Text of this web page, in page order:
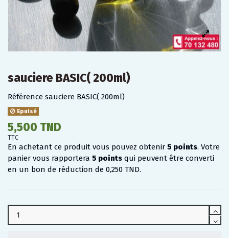
sauciere BASIC( 200ml)
Référence sauciere BASIC( 200ml)
Epuisé
5,500 TND
TTC
En achetant ce produit vous pouvez obtenir 5 points. Votre
panier vous rapportera 5 points qui peuvent être converti
en un bon de réduction de 0,250 TND.